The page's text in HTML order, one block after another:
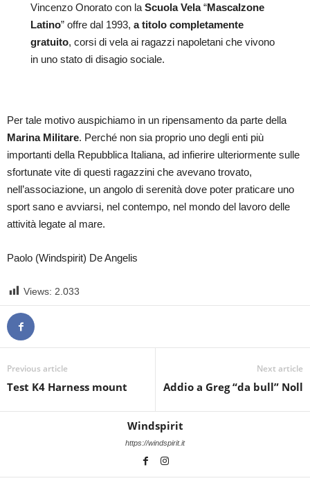
Vincenzo Onorato con laScuola Vela“Mascalzone
Latino” offre dal 1993,a titolo completamente
gratuito, corsi di vela ai ragazzi napoletani che vivono
in uno stato di disagio sociale.
Per tale motivo auspichiamo in un ripensamento da parte della
Marina Militare. Perché non sia proprio uno degli enti più
importanti della Repubblica Italiana, ad infierire ulteriormente sulle
sfortunate vite di questi ragazzini che avevano trovato,
nell’associazione, un angolo di serenità dove poter praticare uno
sport sano e avviarsi, nel contempo, nel mondo del lavoro delle
attività legate al mare.
Paolo (Windspirit) De Angelis
Views: 2.033
Previous article
Test K4 Harness mount
Next article
Addio a Greg “da bull” Noll
Windspirit
https://windspirit.it